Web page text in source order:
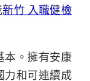
新竹 入職健檢
本。擁有安康
力和可連續成